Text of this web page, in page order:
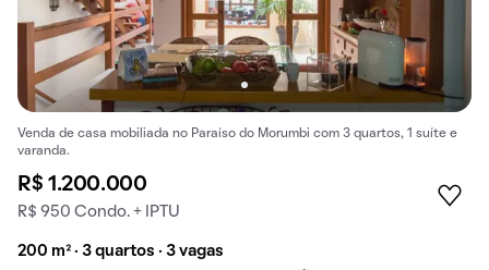
Venda de casa mobiliada no Paraíso do Morumbi com 3 quartos, 1 suíte e
varanda.
R$ 1.200.000
R$ 950 Condo. + IPTU
200 m² · 3 quartos · 3 vagas